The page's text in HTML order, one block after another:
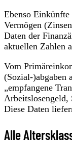
Ebenso
Vermögen
Daten der
aktuellen Zahlen
Vom
(Sozial-)abgaben
„empfangene
Arbeitslosengeld,
Diese Daten
Alle